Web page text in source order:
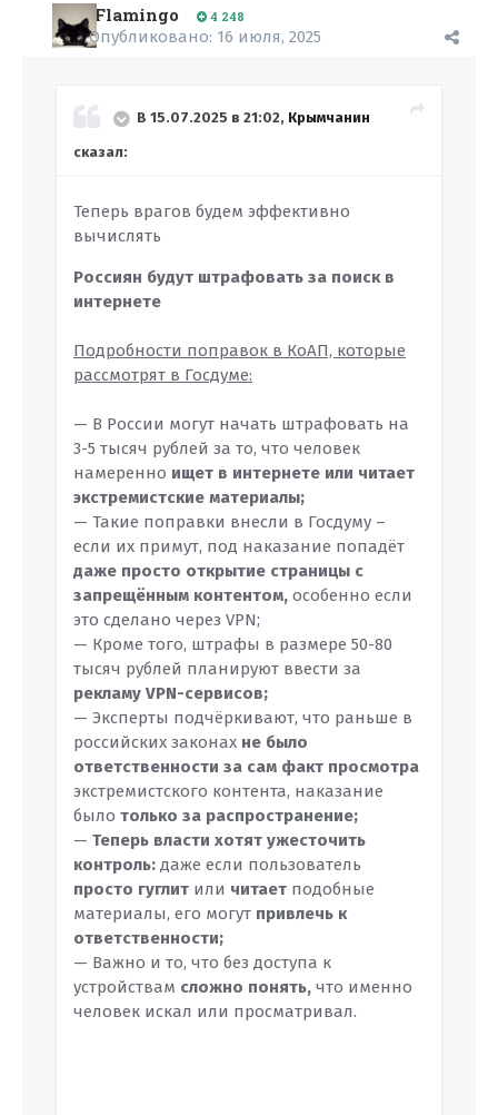
Flamingo 4 248
Опубликовано: 16 июля, 2025
В 15.07.2025 в 21:02, Крымчанин
сказал:
Теперь врагов будем эффективно
вычислять
Россиян будут штрафовать за поиск в
интернете
Подробности поправок в КоАП, которые
рассмотрят в Госдуме:
— В России могут начать штрафовать на
3-5 тысяч рублей за то, что человек
намеренно ищет в интернете или читает
экстремистские материалы;
— Такие поправки внесли в Госдуму –
если их примут, под наказание попадёт
даже просто открытие страницы с
запрещённым контентом, особенно если
это сделано через VPN;
— Кроме того, штрафы в размере 50-80
тысяч рублей планируют ввести за
рекламу VPN-сервисов;
— Эксперты подчёркивают, что раньше в
российских законах не было
ответственности за сам факт просмотра
экстремистского контента, наказание
было только за распространение;
— Теперь власти хотят ужесточить
контроль: даже если пользователь
просто гуглит или читает подобные
материалы, его могут привлечь к
ответственности;
— Важно и то, что без доступа к
устройствам сложно понять, что именно
человек искал или просматривал.